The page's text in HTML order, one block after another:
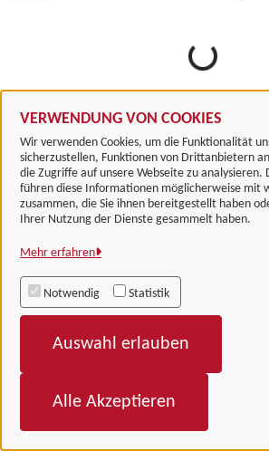
VERWENDUNG VON COOKIES
Wir verwenden Cookies, um die Funktionalität
sicherzustellen, Funktionen von Drittanbietern
die Zugriffe auf unsere Webseite zu
führen diese Informationen möglicherweise mit
zusammen, die Sie ihnen bereitgestellt haben
Ihrer Nutzung der Dienste gesammelt haben.
Mehr erfahren
Notwendig Statistik
Auswahl erlauben
Alle Akzeptieren
Landkreis Göttingen
Alle Rechte vorbehalten
Barrierefreiheit